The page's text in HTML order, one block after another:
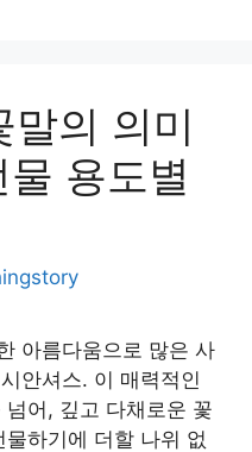
말의 의미
용도별
아름다움으로 많은 사
안셔스. 이 매력적인
어, 깊고 다채로운 꽃
하기에 더할 나위 없